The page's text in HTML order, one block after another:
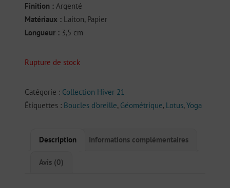
Finition : Argenté
Matériaux : Laiton, Papier
Longueur : 3,5 cm
Rupture de stock
Catégorie : Collection Hiver 21
Étiquettes : Boucles d’oreille, Géométrique, Lotus, Yoga
Description Informations complémentaires
Avis (0)